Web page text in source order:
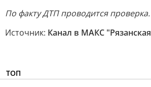
По факту ДТП проводится
Источник: Канал в МАКС
ТОП